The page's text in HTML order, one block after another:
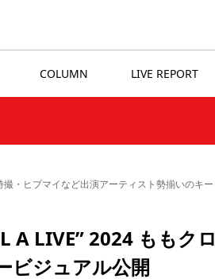
COLUMN LIVE REPORT
撮・ヒプマイなど出演アーティスト勢揃いのキ
A LIVE” 2024 ももク
ビジュアル公開